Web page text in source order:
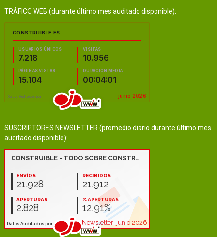
TRÁFICO WEB (durante último mes auditado disponible):
SUSCRIPTORES NEWSLETTER (promedio diario durante último mes
auditado disponible):